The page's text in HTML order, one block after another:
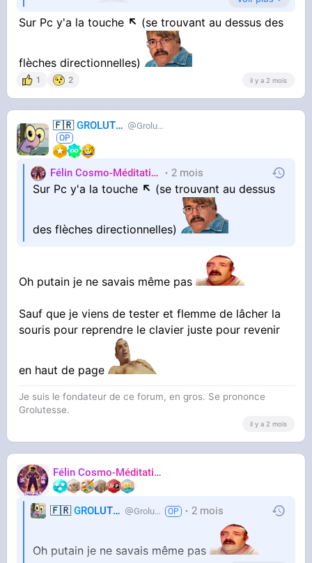
Pis c'est pas grand chose à faire il me semble
Sur Pc y'a la touche ↖ (se trouvant au dessus des
flèches directionnelles)
1 2 il y a 2 mois
🇫🇷GROLUTES Grolutes
Félin Cosmo-Méditatif 站桩 Orteils
2 mois
Sur Pc y'a la touche ↖ (se trouvant au dessus
des flèches directionnelles)
Oh putain je ne savais même pas
Sauf que je viens de tester et flemme de lâcher la
souris pour reprendre le clavier juste pour revenir
en haut de page
Je suis le fondateur de ce forum, en gros. Se prononce
Grolutesse.
il y a 2 mois
Félin Cosmo-Méditatif 站桩
🇫🇷GROLUTES Grolutes 2 mois
Oh putain je ne savais même pas